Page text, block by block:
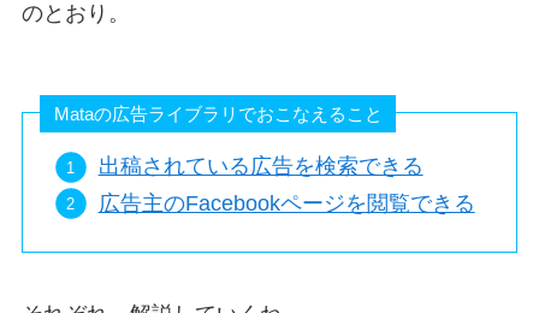
のとおり。
Mataの広告ライブラリでおこなえること
出稿されている広告を検索できる
広告主のFacebookページを閲覧できる